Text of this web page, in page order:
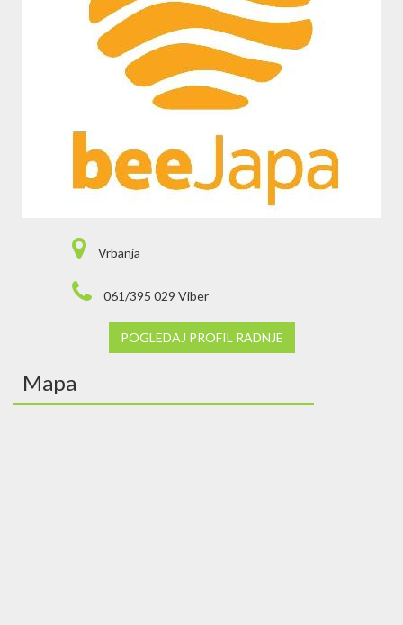
Vrbanja
061/395 029 Viber
POGLEDAJ PROFIL RADNJE
Mapa